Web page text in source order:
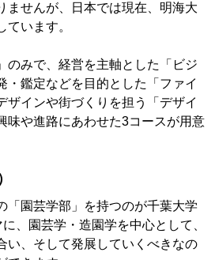
ませんが、日本では現在、明海大
います。
みで、経営を主軸とした「ビジ
・鑑定などを目的とした「ファイ
ザインや街づくりを担う「デザイ
味や進路にあわせた3コースが用意
園芸学部」を持つのが千葉大学
、園芸学・造園学を中心として、
い、そして発展していくべきなの